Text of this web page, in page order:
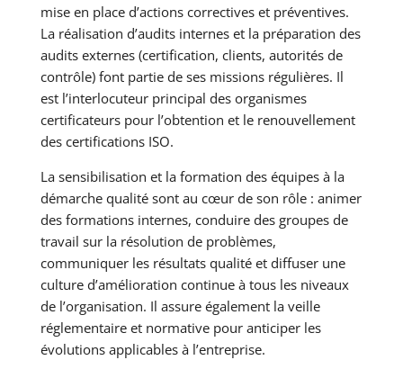
mise en place d’actions correctives et préventives.
La réalisation d’audits internes et la préparation des
audits externes (certification, clients, autorités de
contrôle) font partie de ses missions régulières. Il
est l’interlocuteur principal des organismes
certificateurs pour l’obtention et le renouvellement
des certifications ISO.
La sensibilisation et la formation des équipes à la
démarche qualité sont au cœur de son rôle : animer
des formations internes, conduire des groupes de
travail sur la résolution de problèmes,
communiquer les résultats qualité et diffuser une
culture d’amélioration continue à tous les niveaux
de l’organisation. Il assure également la veille
réglementaire et normative pour anticiper les
évolutions applicables à l’entreprise.